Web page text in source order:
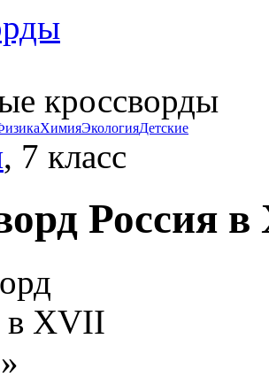
кроссворды
ХимияЭкологияДетские
, 7 класс
Россия